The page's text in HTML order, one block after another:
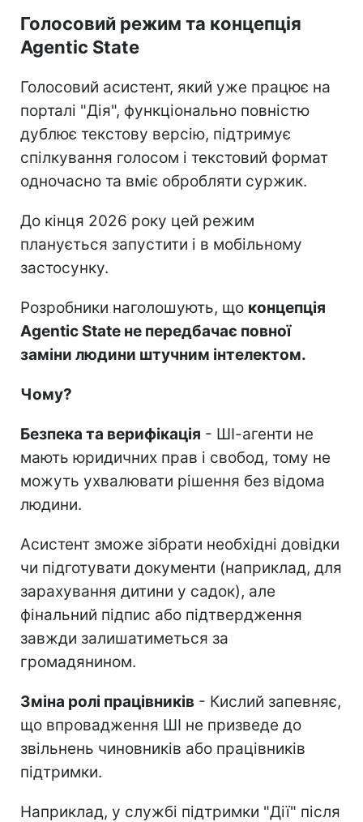
Голосовий режим та концепція
Agentic State
Голосовий асистент, який уже працює на
порталі "Дія", функціонально повністю
дублює текстову версію, підтримує
спілкування голосом і текстовий формат
одночасно та вміє обробляти суржик.
До кінця 2026 року цей режим
планується запустити і в мобільному
застосунку.
Розробники наголошують, що концепція
Agentic State не передбачає повної
заміни людини штучним інтелектом.
Чому?
Безпека та верифікація - ШІ-агенти не
мають юридичних прав і свобод, тому не
можуть ухвалювати рішення без відома
людини.
Асистент зможе зібрати необхідні довідки
чи підготувати документи (наприклад, для
зарахування дитини у садок), але
фінальний підпис або підтвердження
завжди залишатиметься за
громадянином.
Зміна ролі працівників - Кислий запевняє,
що впровадження ШІ не призведе до
звільнень чиновників або працівників
підтримки.
Наприклад, у службі підтримки "Дії" після